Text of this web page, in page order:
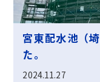
宮東配水池（
た。
2024.11.27